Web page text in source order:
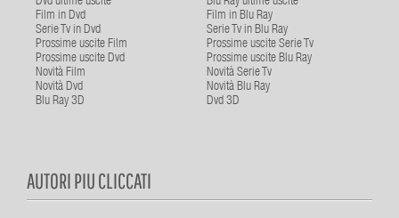
Film in Dvd
Film in Blu Ray
Serie Tv in Dvd
Serie Tv in Blu Ray
Prossime uscite Film
Prossime uscite Serie Tv
Prossime uscite Dvd
Prossime uscite Blu Ray
Novità Film
Novità Serie Tv
Novità Dvd
Novità Blu Ray
Blu Ray 3D
Dvd 3D
AUTORI PIU CLICCATI